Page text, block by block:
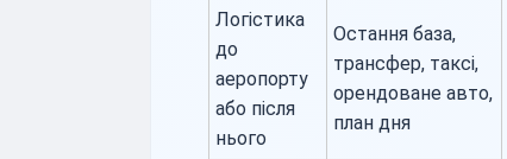
Логістика
до
аеропорту
або після
нього
Остання база,
трансфер, таксі,
орендоване авто,
план дня